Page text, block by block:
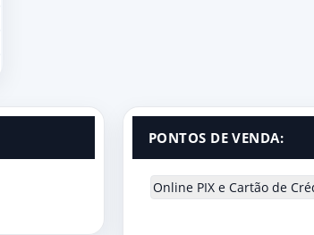
PONTOS DE VENDA:
Online PIX e Cartão de